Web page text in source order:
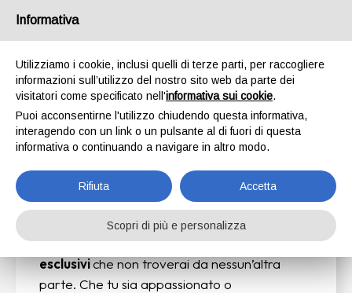
Entra nel Programma
Loyalty Insider
Vuoi essere il primo a conoscere le ultime
novità, offerte esclusive e consigli utili?
Iscrivendoti avrai accesso a contenuti
esclusiviche non troverai da nessun’altra
parte. Che tu sia appassionato o
Informativa
Utilizziamo i cookie, inclusi quelli di terze parti, per raccogliere
informazioni sull’utilizzo del nostro sito web da parte dei
visitatori come specificato nell'informativa sui cookie.
Puoi acconsentirne l'utilizzo chiudendo questa informativa,
interagendo con un link o un pulsante al di fuori di questa
informativa o continuando a navigare in altro modo.
Rifiuta Accetta
Scopri di più e personalizza